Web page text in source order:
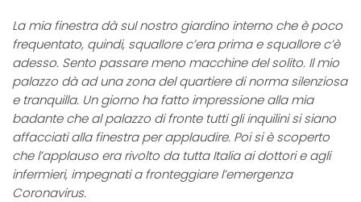
La mia finestra dà sul nostro giardino interno che è poco
frequentato, quindi, squallore c’era prima e squallore c’è
adesso. Sento passare meno macchine del solito. Il mio
palazzo dà ad una zona del quartiere di norma silenziosa
e tranquilla. Un giorno ha fatto impressione alla mia
badante che al palazzo di fronte tutti gli inquilini si siano
affacciati alla finestra per applaudire. Poi si è scoperto
che l’applauso era rivolto da tutta Italia ai dottori e agli
infermieri, impegnati a fronteggiare l’emergenza
Coronavirus.